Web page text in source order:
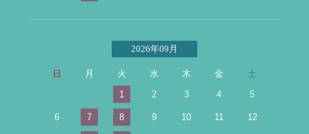
2026年09月
日 月 火 水 木 金
土
1
2 3 4 5
6 7 8 9 10 11 12